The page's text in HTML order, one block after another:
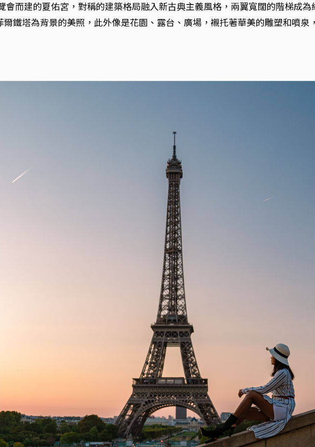
會而建的夏佑宮，對稱的建築格局融入新古典主義風格，兩翼寬闊的階梯成
鐵塔為背景的美照，此外像是花園、露台、廣場，襯托著華美的雕塑和噴